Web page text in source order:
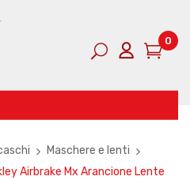
0
Maschere e lenti
Airbrake Mx Arancione Lente